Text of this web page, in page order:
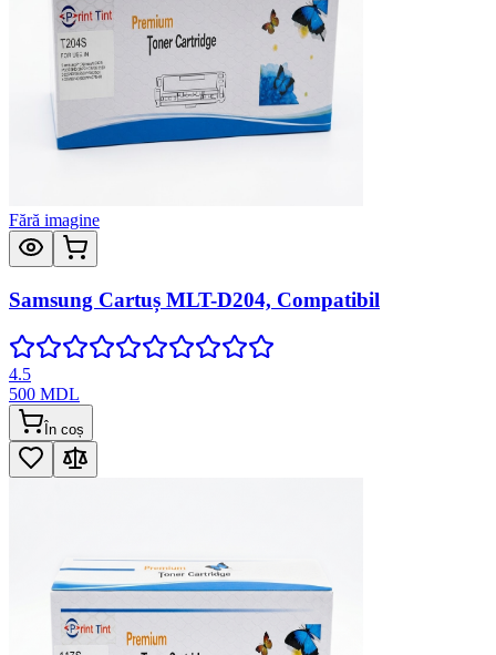
Fără imagine
Samsung Cartuș MLT-D204, Compatibil
4.5
500 MDL
În coș